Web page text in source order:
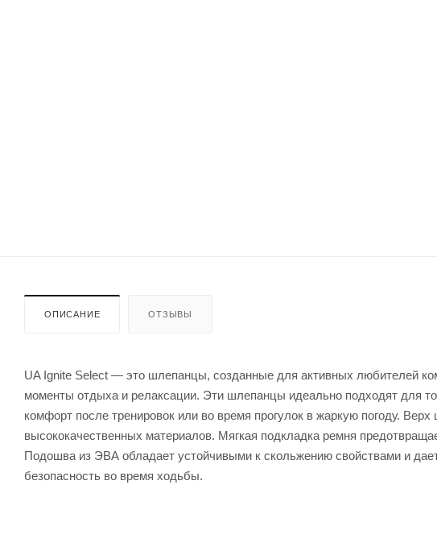
ОПИСАНИЕ ОТЗЫВЫ
UA Ignite Select — это шлепанцы, созданные для активных любителей
моменты отдыха и релаксации. Эти шлепанцы идеально подходят для
комфорт после тренировок или во время прогулок в жаркую погоду.
высококачественных материалов. Мягкая подкладка ремня
Подошва из ЭВА обладает устойчивыми к скольжению свойствами и
безопасность во время ходьбы.